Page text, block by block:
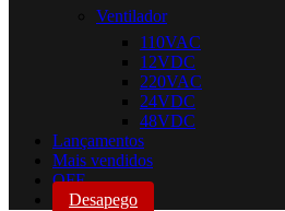
Ventilador
110VAC
12VDC
220VAC
24VDC
48VDC
Lançamentos
Mais vendidos
OFF
Desapego